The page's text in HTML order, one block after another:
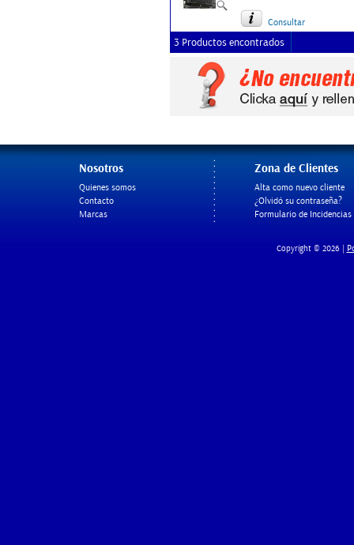
Consultar
3 Productos encontrados
Nosotros
Quienes somos
Contacto
Marcas
Zona de Clientes
Alta como nuevo cliente
¿Olvidó su contraseña?
Formulario de Incidencias
Copyright © 2026 |